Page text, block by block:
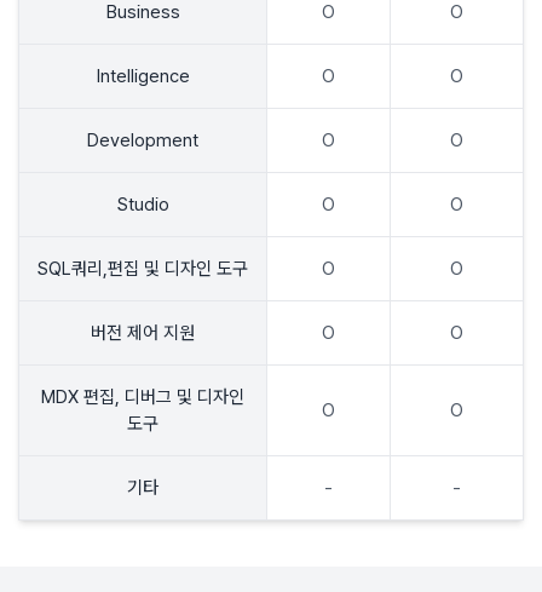
Business O O
Intelligence O O
Development O O
Studio O O
SQL쿼리,편집 및 디자인 도구 O O
버전 제어 지원 O O
MDX 편집, 디버그 및 디자인
도구
O O
기타 - -